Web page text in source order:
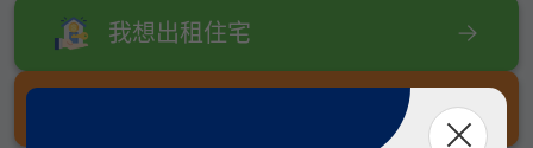
我想出租住宅